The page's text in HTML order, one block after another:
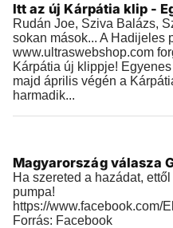
2019.03.28 |16:58
Itt az új Kárpátia klip -
Rudán Joe, Sziva Balázs,
sokan mások... A Hadijeles
www.ultraswebshop.com
Kárpátia új klippje!
majd április végén a
harmadik...
2019.03.27 |21:56
Magyarország válasza
Ha szereted a hazádat,
pumpa!
https://www.facebook.com/
Forrás: Facebook